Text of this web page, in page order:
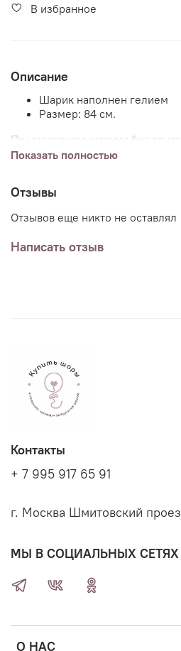
В избранное
Описание
Шарик наполнен гелием
Размер: 84 см.
По умолчанию шарики без
добавить груз (или несколько) к
Показать полностью
Отзывы
Отзывов еще никто не оставлял
Написать отзыв
О НАС
Контакты
+ 7 995 917 65 91
г. Москва Шмитовский
МЫ В СОЦИАЛЬНЫХ СЕТЯХ